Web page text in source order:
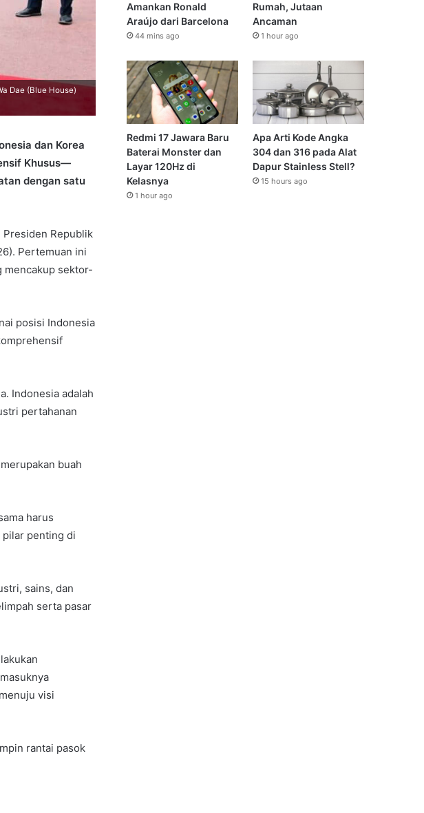
Dae (Blue House)
dan Korea
Khusus—
dengan satu
Presiden Republik
Pertemuan ini
mencakup sektor-
posisi Indonesia
Indonesia adalah
pertahanan
buah
harus
pilar penting di
sains, dan
serta pasar
visi
rantai pasok
Amankan Ronald
Araújo dari Barcelona
44 mins ago
Rumah, Jutaan
Ancaman
1 hour ago
Redmi 17 Jawara Baru
Baterai Monster dan
Layar 120Hz di
Kelasnya
1 hour ago
Apa Arti Kode Angka
304 dan 316 pada Alat
Dapur Stainless Stell?
15 hours ago